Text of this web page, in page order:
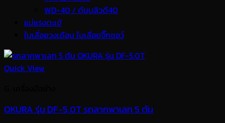
WD-40 / ดับบลิวดี40
แม่แรงตะเข้
ใบเลื่อยวงเดือน ใบเลื่อยจิ๊กซอว์
Quick View
OKURA รุ่น DF-5.0T รถลากพาเลท 5 ตัน